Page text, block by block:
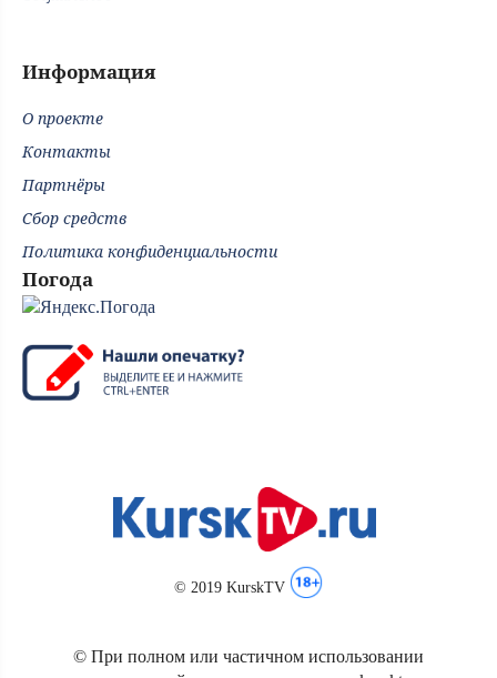
Информация
О проекте
Контакты
Партнёры
Сбор средств
Политика конфиденциальности
Погода
© 2019 KurskTV
© При полном или частичном использовании